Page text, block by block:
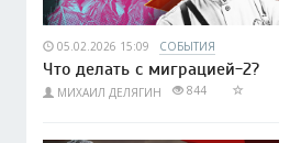
05.02.2026 15:09 СОБЫТИЯ
Что делать с миграцией-2?
МИХАИЛ ДЕЛЯГИН 844